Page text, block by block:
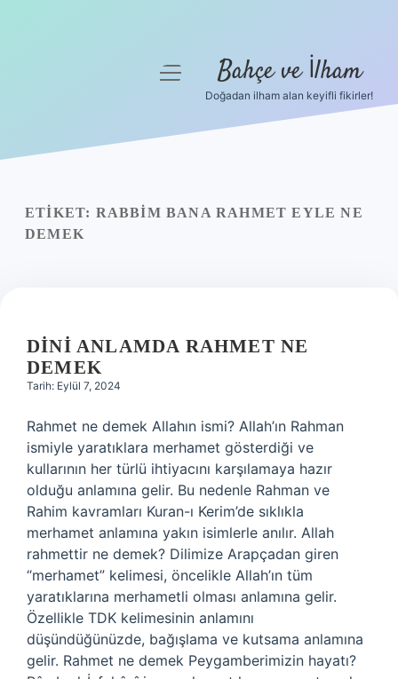
Yasal Uyarı
menüyü
Bahçe ve İlham
Doğadan ilham alan keyifli fikirler!
ETIKET: RABBIM BANA RAHMET EYLE NE
DEMEK
DINI ANLAMDA RAHMET NE
DEMEK
Tarih: Eylül 7, 2024
Rahmet ne demek Allahın ismi? Allah’ın Rahman
ismiyle yaratıklara merhamet gösterdiği ve
kullarının her türlü ihtiyacını karşılamaya hazır
olduğu anlamına gelir. Bu nedenle Rahman ve
Rahim kavramları Kuran-ı Kerim’de sıklıkla
merhamet anlamına yakın isimlerle anılır. Allah
rahmettir ne demek? Dilimize Arapçadan giren
“merhamet” kelimesi, öncelikle Allah’ın tüm
yaratıklarına merhametli olması anlamına gelir.
Özellikle TDK kelimesinin anlamını
düşündüğünüzde, bağışlama ve kutsama anlamına
gelir. Rahmet ne demek Peygamberimizin hayatı?